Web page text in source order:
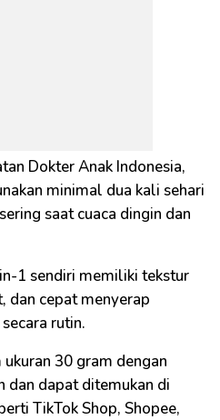
Dokter Anak Indonesia,
minimal dua kali sehari
saat cuaca dingin dan
1 sendiri memiliki tekstur
dan cepat menyerap
rutin.
30 gram dengan
dan dapat ditemukan di
TikTok Shop, Shopee,